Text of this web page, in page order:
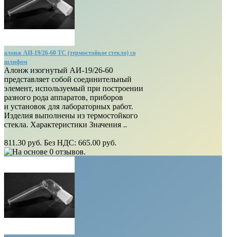
алонж АИ-19/26-60 ТС (термостойкое стекло) со
шлифом
Алонж изогнутый АИ-19/26-60
представляет собой соединительный
элемент, используемый при построении
разного рода аппаратов, приборов
и установок для лабораторных работ.
Изделия выполнены из термостойкого
стекла. Характеристики Значения ..
811.30 руб. Без НДС: 665.00 руб.